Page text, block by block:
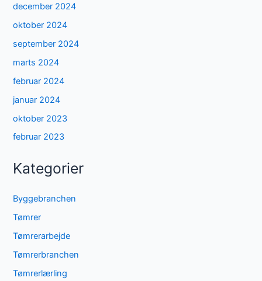
december 2024
oktober 2024
september 2024
marts 2024
februar 2024
januar 2024
oktober 2023
februar 2023
Kategorier
Byggebranchen
Tømrer
Tømrerarbejde
Tømrerbranchen
Tømrerlærling